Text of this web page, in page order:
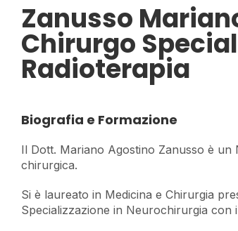
Zanusso
Chirurgo
Radioterapia
Biografia e Formazione
Il Dott. Mariano Agostino Zanusso è
chirurgica.
Si è laureato in Medicina e Chirurgia
Specializzazione in Neurochirurgia con